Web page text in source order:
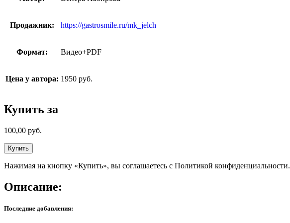
Продажник: https://gastrosmile.ru/mk_jelch
Формат: Видео+PDF
Цена у автора: 1950 руб.
Купить за
100,00 руб.
Купить
Нажимая на кнопку «Купить», вы соглашаетесь с Политикой конфиденциальности.
Описание:
Последние добавления: